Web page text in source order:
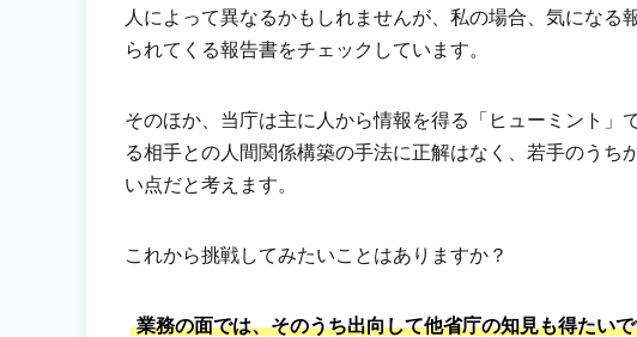
人によって異なるかもしれませんが、私の場合、気になる
られてくる報告書をチェックしています。
そのほか、当庁は主に人から情報を得る「ヒューミント」
る相手との人間関係構築の手法に正解はなく、若手のうち
い点だと考えます。
これから挑戦してみたいことはありますか？
業務の面では、そのうち出向して他省庁の知見も得たい